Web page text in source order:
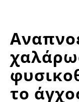
το